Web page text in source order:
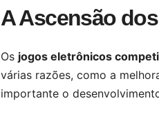
A Ascensão
Os jogos eletrônicos
várias razões, como a
importante o